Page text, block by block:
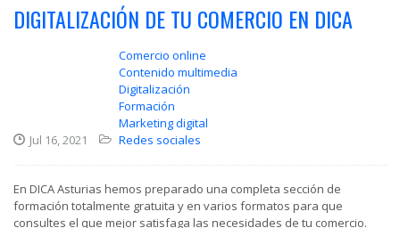
DIGITALIZACIÓN DE TU COMERCIO EN DICA
Jul 16, 2021
Comercio online
Contenido multimedia
Digitalización
Formación
Marketing digital
Redes sociales
En DICA Asturias hemos preparado una completa sección de
formación totalmente gratuita y en varios formatos para que
consultes el que mejor satisfaga las necesidades de tu comercio.